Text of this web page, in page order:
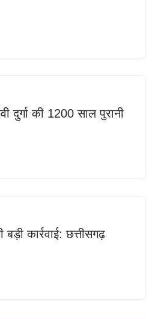
दुर्गा की 1200 साल पुरानी
कार्रवाई: छत्तीसगढ़